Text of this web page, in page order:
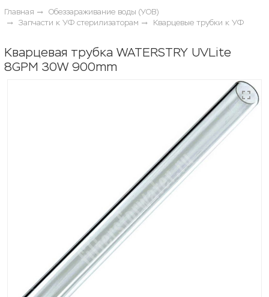
Главная
Обеззараживание воды (УОВ)
Запчасти к УФ стерилизаторам
Кварцевые трубки к УФ
Кварцевая трубка WATERSTRY UVLite
8GPM 30W 900mm